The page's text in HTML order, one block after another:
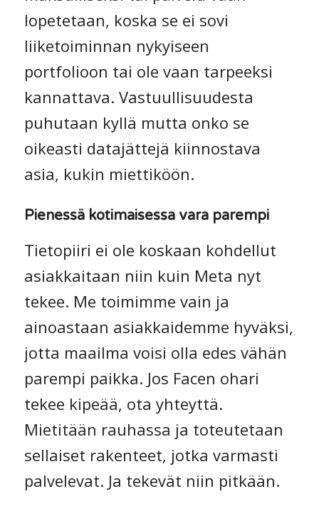
lopetetaan, koska se ei sovi
liiketoiminnan nykyiseen
portfolioon tai ole vaan tarpeeksi
kannattava. Vastuullisuudesta
puhutaan kyllä mutta onko se
oikeasti datajättejä kiinnostava
asia, kukin miettiköön.
Pienessä kotimaisessa vara parempi
Tietopiiri ei ole koskaan kohdellut
asiakkaitaan niin kuin Meta nyt
tekee. Me toimimme vain ja
ainoastaan asiakkaidemme hyväksi,
jotta maailma voisi olla edes vähän
parempi paikka. Jos Facen ohari
tekee kipeää, ota yhteyttä.
Mietitään rauhassa ja toteutetaan
sellaiset rakenteet, jotka varmasti
palvelevat. Ja tekevät niin pitkään.